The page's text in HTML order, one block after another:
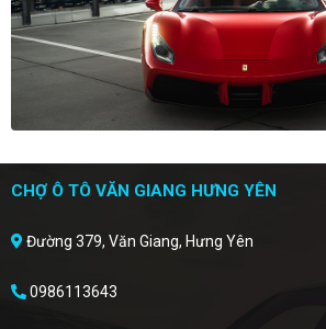
CHỢ Ô TÔ VĂN GIANG HƯNG YÊN
Đường 379, Văn Giang, Hưng Yên
0986113643